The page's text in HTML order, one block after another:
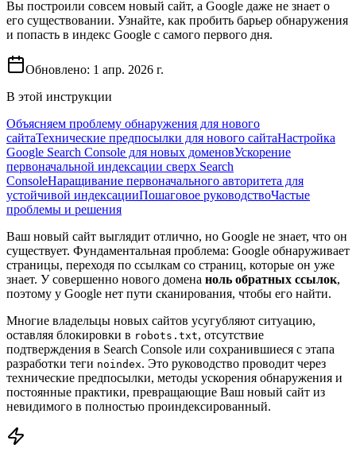
Вы построили совсем новый сайт, а Google даже не знает о
его существовании. Узнайте, как пробить барьер обнаружения
и попасть в индекс Google с самого первого дня.
Обновлено: 1 апр. 2026 г.
В этой инструкции
Объясняем проблему обнаружения для нового
сайтаТехнические предпосылки для нового сайтаНастройка
Google Search Console для новых доменовУскорение
первоначальной индексации сверх Search
ConsoleНаращивание первоначального авторитета для
устойчивой индексацииПошаговое руководствоЧастые
проблемы и решения
Ваш новый сайт выглядит отлично, но Google не знает, что он
существует. Фундаментальная проблема: Google обнаруживает
страницы, переходя по ссылкам со страниц, которые он уже
знает. У совершенно нового домена ноль обратных ссылок,
поэтому у Google нет пути сканирования, чтобы его найти.
Многие владельцы новых сайтов усугубляют ситуацию,
оставляя блокировки в robots.txt, отсутствие
подтверждения в Search Console или сохранившиеся с этапа
разработки теги noindex. Это руководство проводит через
технические предпосылки, методы ускорения обнаружения и
постоянные практики, превращающие Ваш новый сайт из
невидимого в полностью проиндексированный.